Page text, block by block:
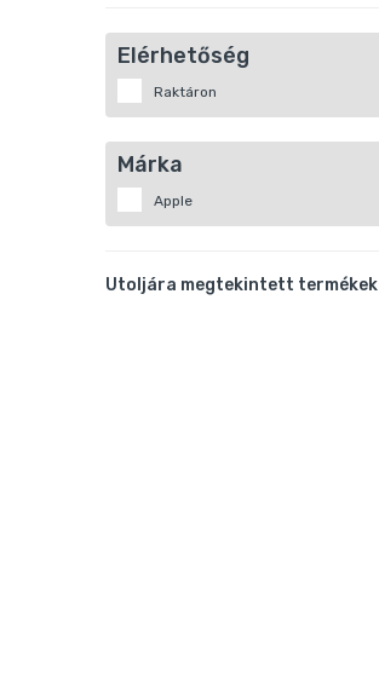
Elérhetőség
Raktáron
Márka
Apple
Utoljára megtekintett termékek